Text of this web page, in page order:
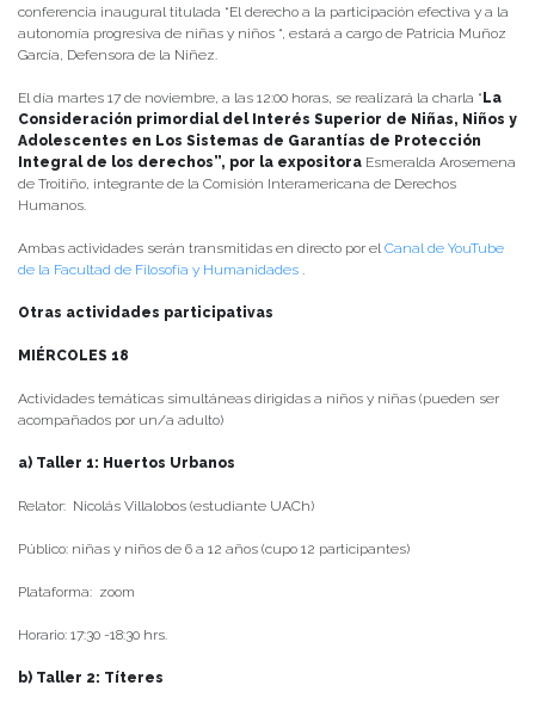
conferencia inaugural titulada “El derecho a la participación efectiva y a la
autonomía progresiva de niñas y niños “, estará a cargo de Patricia Muñoz
García, Defensora de la Niñez.
El día martes 17 de noviembre, a las 12:00 horas, se realizará la charla “La
Consideración primordial del Interés Superior de Niñas, Niños y
Adolescentes en Los Sistemas de Garantías de Protección
Integral de los derechos”, por la expositora Esmeralda Arosemena
de Troitiño, integrante de la Comisión Interamericana de Derechos
Humanos.
Ambas actividades serán transmitidas en directo por el Canal de YouTube
de la Facultad de Filosofía y Humanidades
Otras actividades participativas
MIÉRCOLES 18
Actividades temáticas simultáneas dirigidas a niños y niñas (pueden ser
acompañados por un/a adulto)
a) Taller 1: Huertos Urbanos
Relator: Nicolás Villalobos (estudiante UACh)
Público: niñas y niños de 6 a 12 años (cupo 12 participantes)
Plataforma: zoom
Horario: 17:30 -18:30 hrs.
b) Taller 2: Títeres